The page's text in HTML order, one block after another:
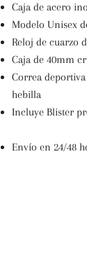
Caja de acero
Modelo Unisex
Reloj de cuarzo
Caja de 40mm
Correa
hebilla
Incluye Blister
Envío en 24/48